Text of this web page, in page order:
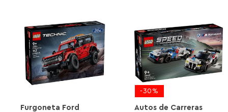
Furgoneta Ford
-30%
Autos de Carreras